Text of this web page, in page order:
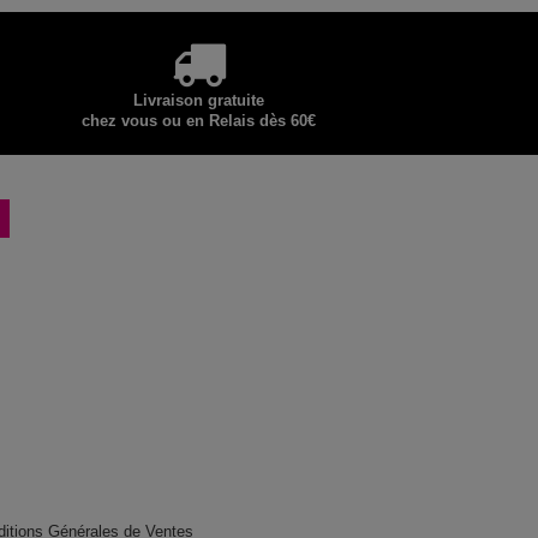
Livraison gratuite
chez vous ou en Relais dès 60€
Générales de Ventes